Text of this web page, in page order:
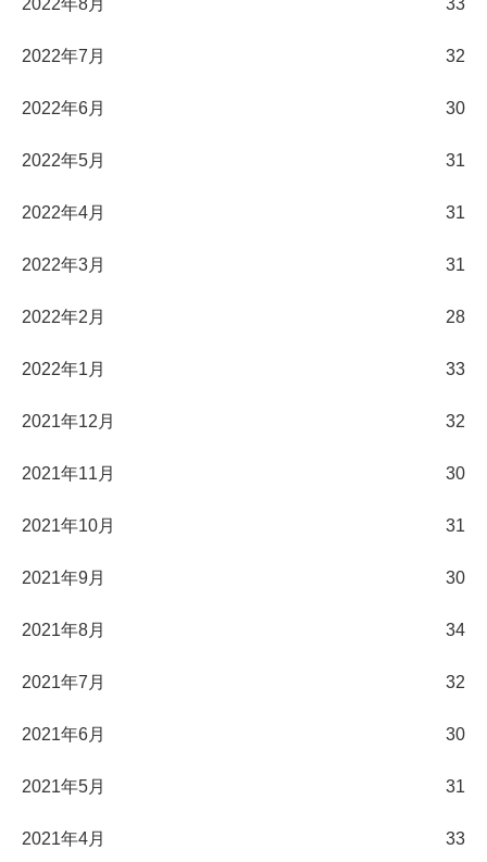
2022年8月 33
2022年7月 32
2022年6月 30
2022年5月 31
2022年4月 31
2022年3月 31
2022年2月 28
2022年1月 33
2021年12月 32
2021年11月 30
2021年10月 31
2021年9月 30
2021年8月 34
2021年7月 32
2021年6月 30
2021年5月 31
2021年4月 33